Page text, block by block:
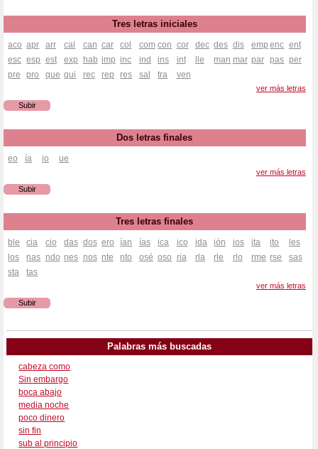
Tres letras iniciales
aco apr arr cal can car col com con cor dec des dis emp enc ent
esc esp est exp hab imp inc ind ins int lle man mar par pas per
pre
pro que qui rec rep res sal tra ven
ver más letras
Subir
Dos letras finales
eo ía io ue
ver más letras
Subir
Tres letras finales
ble cia cio das dos ero ían ías ica ico ida ión ios ita ito
les
los
nas ndo nes nos nte nto osé oso ria rla rle rlo rme rse
sas
sta
tas
ver más letras
Subir
Palabras más buscadas
cabeza como
Sin embargo
boca abajo
media noche
poco dinero
sin fin
sub al principio